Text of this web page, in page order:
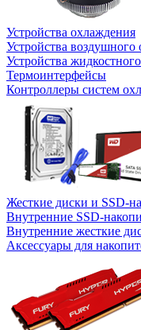
Устройства охлаждения
Устройства воздушного
Устройства
Термоинтерфейсы
Контроллеры систем
Жесткие диски и SSD-
Внутренние SSD-
Внутренние жесткие
Аксессуары для